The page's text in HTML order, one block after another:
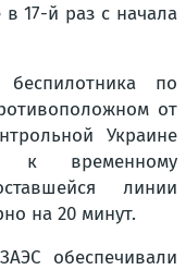
17-й раз с начала
по
от
Украине
к временному
линии
на 20 минут.
обеспечивали